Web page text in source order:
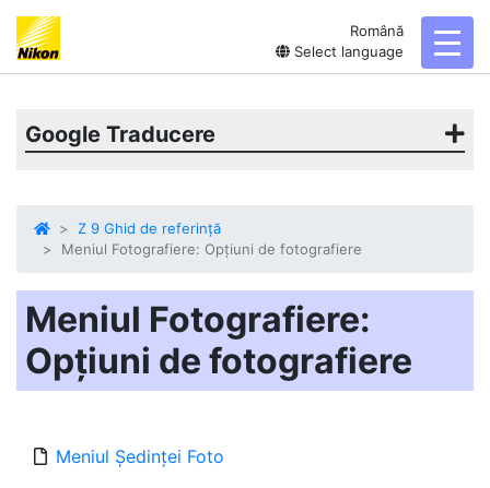
Română
Select language
Google Traducere
Z 9 Ghid de referință
Meniul Fotografiere: Opțiuni de fotografiere
Meniul Fotografiere:
Opțiuni de fotografiere
Meniul Ședinței Foto